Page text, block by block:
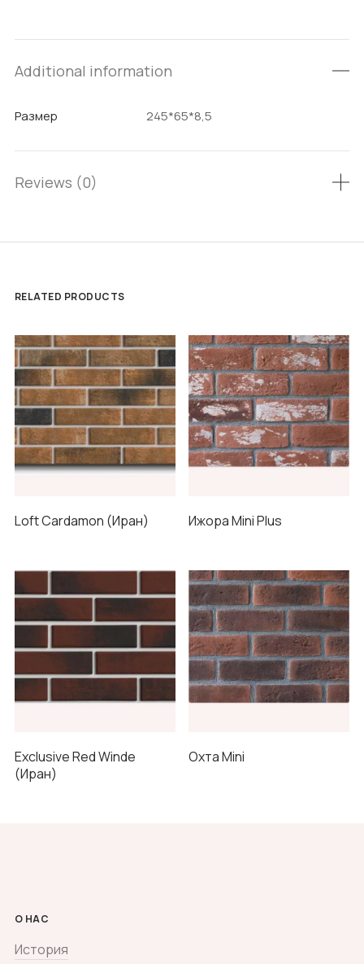
Additional information
Размер 245*65*8,5
Reviews (0)
RELATED PRODUCTS
Loft Cardamon (Иран) Ижора Mini Plus
Exclusive Red Winde
(Иран)
Охта Mini
О НАС
История